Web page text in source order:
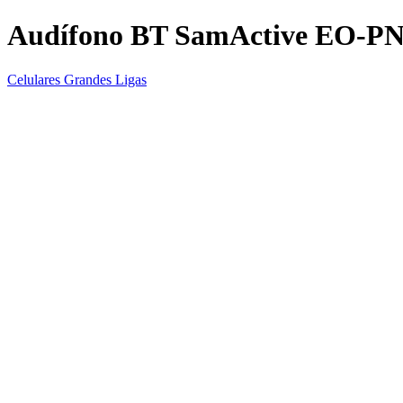
Audífono BT SamActive EO-
Celulares Grandes Ligas